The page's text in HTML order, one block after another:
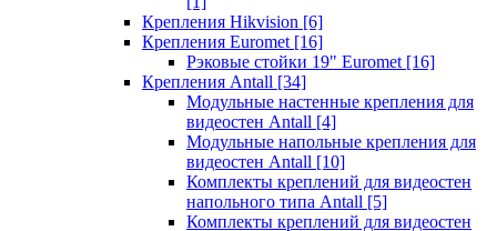
Крепления Hikvision [6]
Крепления Euromet [16]
Рэковые стойки 19" Euromet [16]
Крепления Antall [34]
Модульные настенные крепления для
видеостен Antall [4]
Модульные напольные крепления для
видеостен Antall [10]
Комплекты креплений для видеостен
напольного типа Antall [5]
Комплекты креплений для видеостен